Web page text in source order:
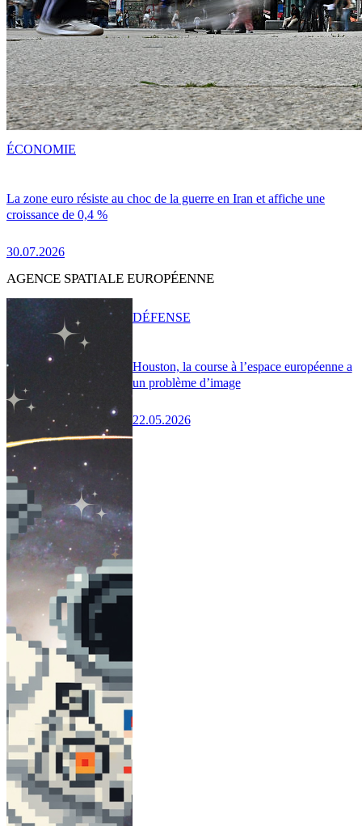
La zone euro résiste au choc de la guerre en Iran et affiche une
croissance de 0,4 %
30.07.2026
ÉCONOMIE
AGENCE SPATIALE EUROPÉENNE
Houston, la course à l’espace européenne a
un problème d’image
22.05.2026
DÉFENSE